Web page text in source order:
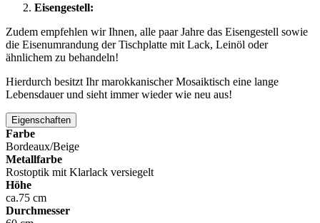
Eisengestell:
Zudem empfehlen wir Ihnen, alle paar Jahre das Eisengestell sowie
die Eisenumrandung der Tischplatte mit Lack, Leinöl oder
ähnlichem zu behandeln!
Hierdurch besitzt Ihr marokkanischer Mosaiktisch eine lange
Lebensdauer und sieht immer wieder wie neu aus!
Eigenschaften
Farbe
Bordeaux/Beige
Metallfarbe
Rostoptik mit Klarlack versiegelt
Höhe
ca.75 cm
Durchmesser